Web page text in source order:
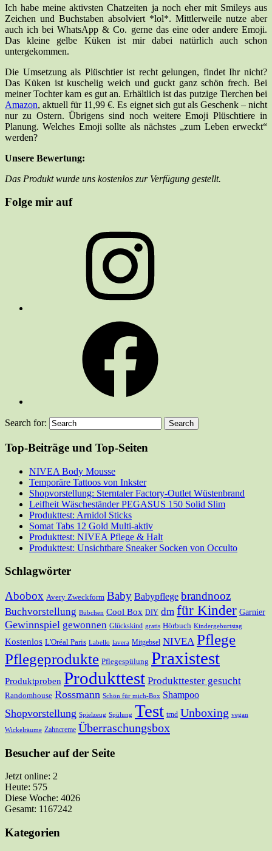
Ich habe meine aktivsten Chatzeiten ja noch eher mit Smileys aus
Zeichen und Buchstaben absolviert *lol*. Mittlerweile nutze aber
auch ich bei WhatsApp & Co. gerne das eine oder andere Emoji.
Das kleine gelbe Küken ist mir dabei natürlich auch schon
untergekommen.
Die Umsetzung als Plüschtier ist recht gelungen, findet Ihr nicht?
Das Küken ist kuschelig weich und guckt ganz schön frech. Bei
meiner Tochter kam es gut an. Erhältlich ist das putzige Tierchen bei
Amazon, aktuell für 11,99 €. Es eignet sich gut als Geschenk – nicht
nur zu Ostern. Übrigens sind noch weitere Emoji Plüschtiere in
Planung. Welches Emoji sollte als nächstes „zum Leben erweckt“
werden?
Unsere Bewertung:
Das Produkt wurde uns kostenlos zur Verfügung gestellt.
Folge mir auf
Search for:
Top-Beiträge und Top-Seiten
NIVEA Body Mousse
Temporäre Tattoos von Inkster
Shopvorstellung: Sterntaler Factory-Outlet Wüstenbrand
Leifheit Wäscheständer PEGASUS 150 Solid Slim
Produkttest: Arnidol Sticks
Somat Tabs 12 Gold Multi-aktiv
Produkttest: NIVEA Pflege & Halt
Produkttest: Unsichtbare Sneaker Socken von Occulto
Schlagwörter
Abobox Avery Zweckform Baby Babypflege brandnooz
Buchvorstellung Bübchen Cool Box DIY dm für Kinder Garnier
Gewinnspiel gewonnen Glückskind gratis Hörbuch Kindergeburtstag
Kostenlos L'Oréal Paris Labello lavera Mitgebsel NIVEA Pflege
Pflegeprodukte Pflegespülung Praxistest
Produktproben Produkttest Produkttester gesucht
Randomhouse Rossmann Schön für mich-Box Shampoo
Shopvorstellung Spielzeug Spülung Test trnd Unboxing vegan
Wickelräume Zahncreme Überraschungsbox
Besucher auf der Seite
Jetzt online: 2
Heute: 575
Diese Woche: 4026
Gesamt: 1167242
Kategorien